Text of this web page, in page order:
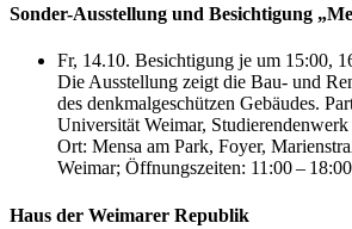
Sonder-Ausstellung und Besichtigung
Fr, 14.10. Besichtigung je um 15:00,
Die Ausstellung zeigt die Bau- und
des denkmalgeschützen Gebäudes.
Universität Weimar,
Ort: Mensa am Park, Foyer,
Weimar; Öffnungszeiten: 11:00 –
Haus der Weimarer Republik